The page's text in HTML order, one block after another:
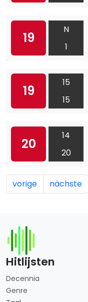
19
N
1
19
15
15
20
14
20
vorige nächste
Hitlijsten
Decennia
Genre